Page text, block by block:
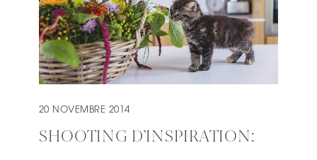
20 NOVEMBRE 2014
SHOOTING D’INSPIRATION: